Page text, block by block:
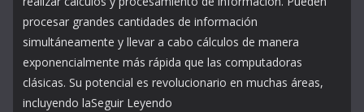
procesar grandes cantidades de información
simultáneamente y llevar a cabo cálculos de manera
exponencialmente más rápida que las computadoras
clásicas. Su potencial es revolucionario en muchas áreas,
incluyendo laSeguir Leyendo